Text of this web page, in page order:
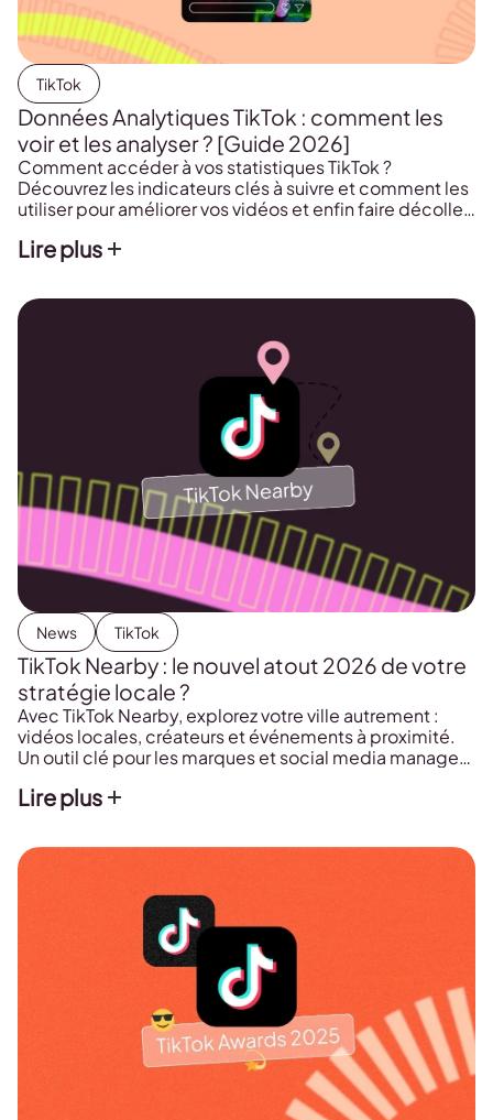
TikTok
Données Analytiques TikTok : comment les
voir et les analyser ? [Guide 2026]
Comment accéder à vos statistiques TikTok ?
Découvrez les indicateurs clés à suivre et comment les
utiliser pour améliorer vos vidéos et enfin faire décoller
Lire plus
News TikTok
TikTok Nearby : le nouvel atout 2026 de votre
stratégie locale ?
Avec TikTok Nearby, explorez votre ville autrement :
vidéos locales, créateurs et événements à proximité.
Un outil clé pour les marques et social media managers
Lire plus